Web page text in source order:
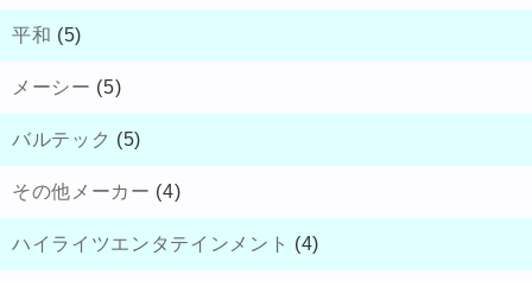
平和 (5)
メーシー (5)
バルテック (5)
その他メーカー (4)
ハイライツエンタテインメント (4)